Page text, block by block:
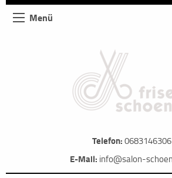
Menü
Telefon:0683146306
E-Mail: info@salon-